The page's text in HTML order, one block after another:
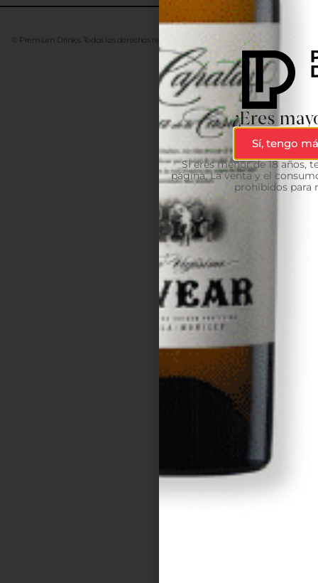
© Premium Drinks. Todos los derechos reservados. Desarrollado Advanze
¿Eres
Sí, tengo
Si eres menor de 18 años,
página. La venta y el
prohibidos para